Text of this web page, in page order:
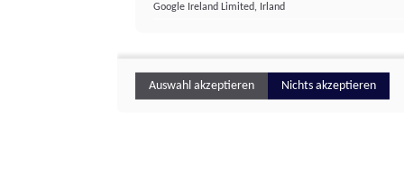
Google Ireland Limited, Irland
Auswahl akzeptieren Nichts akzeptieren